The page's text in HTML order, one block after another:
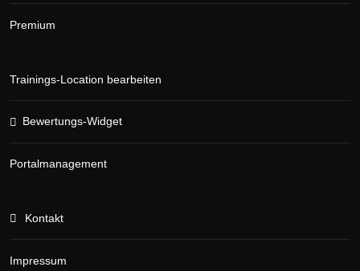
Premium
Trainings-Location bearbeiten
Bewertungs-Widget
Portalmanagement
Kontakt
Impressum